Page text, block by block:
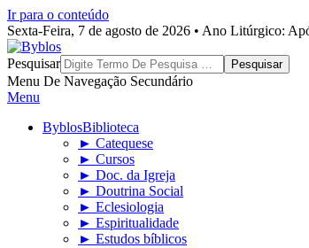
Ir para o conteúdo
Sexta-Feira, 7 de agosto de 2026 • Ano Litúrgico:
Byblos
Pesquisar
Menu De Navegação Secundário
Menu
ByblosBiblioteca
► Catequese
► Cursos
► Doc. da Igreja
► Doutrina Social
► Eclesiologia
► Espiritualidade
► Estudos bíblicos